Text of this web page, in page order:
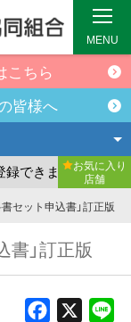
こちら
皆様へ
きます。 ま
お気に入り
店舗
MENU
セット申込書」訂正版
」訂正版
Facebook